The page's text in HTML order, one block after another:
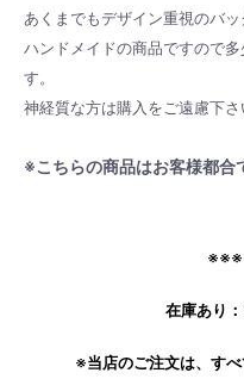
あくまでもデザイン重視のバッ
ハンドメイドの商品ですので
す。
神経質な方は購入をご遠慮下さ
※こちらの商品はお客様都合
在庫あり
※当店のご注文は、すべ